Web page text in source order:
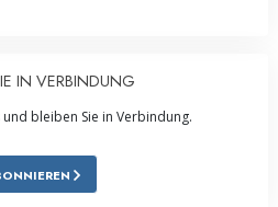
IN VERBINDUNG
bleiben Sie in Verbindung.